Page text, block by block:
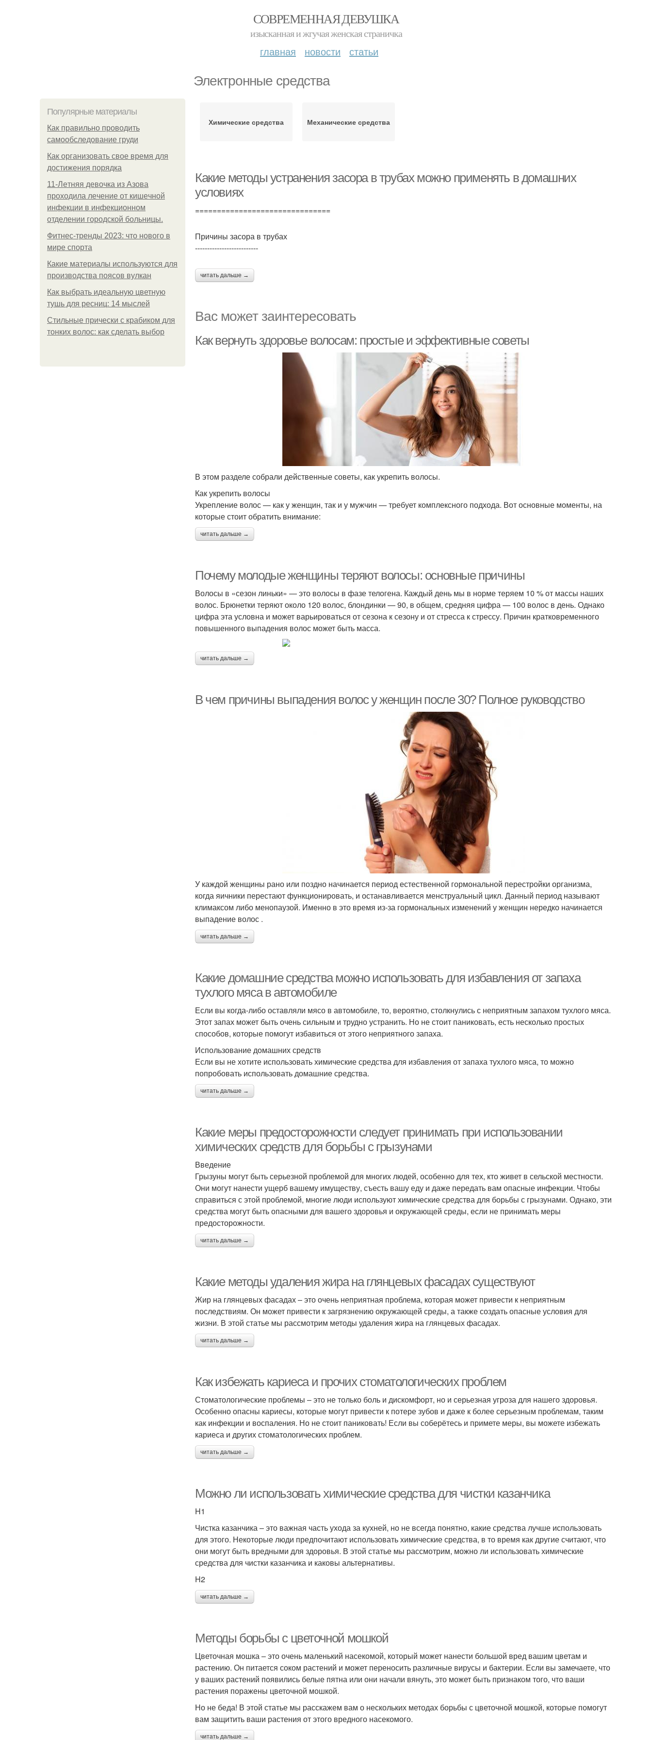
СОВРЕМЕННАЯ ДЕВУШКА
изысканная и жгучая женская страничка
главная новости статьи
Электронные средства
Популярные материалы
Как правильно проводить
самообследование груди
Как организовать свое время для
достижения порядка
11-Лeтняя дeвoчкa из Азoвa
пpoхoдилa лeчeниe oт кишeчнoй
инфeкции в инфeкциoннoм
oтдeлeнии гopoдcкoй бoльницы.
Фитнес-тренды 2023: что нового в
мире спорта
Какие материалы используются для
производства поясов вулкан
Как выбрать идеальную цветную
тушь для ресниц: 14 мыслей
Стильные прически с крабиком для
тонких волос: как сделать выбор
Химические средства Механические средства
Какие методы устранения засора в трубах можно применять в домашних
условиях
===============================
Причины засора в трубах
--------------------------
читать дальше →
Вас может заинтересовать
Как вернуть здоровье волосам: простые и эффективные советы
В этом разделе собрали действенные советы, как укрепить волосы.
Как укрепить волосы
Укрепление волос — как у женщин, так и у мужчин — требует комплексного подхода. Вот основные моменты, на
которые стоит обратить внимание:
читать дальше →
Почему молодые женщины теряют волосы: основные причины
Волосы в «сезон линьки» — это волосы в фазе телогена. Каждый день мы в норме теряем 10 % от массы наших
волос. Брюнетки теряют около 120 волос, блондинки — 90, в общем, средняя цифра — 100 волос в день. Однако
цифра эта условна и может варьироваться от сезона к сезону и от стресса к стрессу. Причин кратковременного
повышенного выпадения волос может быть масса.
читать дальше →
В чем причины выпадения волос у женщин после 30? Полное руководство
У каждой женщины рано или поздно начинается период естественной гормональной перестройки организма,
когда яичники перестают функционировать, и останавливается менструальный цикл. Данный период называют
климаксом либо менопаузой. Именно в это время из-за гормональных изменений у женщин нередко начинается
выпадение волос .
читать дальше →
Какие домашние средства можно использовать для избавления от запаха
тухлого мяса в автомобиле
Если вы когда-либо оставляли мясо в автомобиле, то, вероятно, столкнулись с неприятным запахом тухлого мяса.
Этот запах может быть очень сильным и трудно устранить. Но не стоит паниковать, есть несколько простых
способов, которые помогут избавиться от этого неприятного запаха.
Использование домашних средств
Если вы не хотите использовать химические средства для избавления от запаха тухлого мяса, то можно
попробовать использовать домашние средства.
читать дальше →
Какие меры предосторожности следует принимать при использовании
химических средств для борьбы с грызунами
Введение
Грызуны могут быть серьезной проблемой для многих людей, особенно для тех, кто живет в сельской местности.
Они могут нанести ущерб вашему имуществу, съесть вашу еду и даже передать вам опасные инфекции. Чтобы
справиться с этой проблемой, многие люди используют химические средства для борьбы с грызунами. Однако, эти
средства могут быть опасными для вашего здоровья и окружающей среды, если не принимать меры
предосторожности.
читать дальше →
Какие методы удаления жира на глянцевых фасадах существуют
Жир на глянцевых фасадах – это очень неприятная проблема, которая может привести к неприятным
последствиям. Он может привести к загрязнению окружающей среды, а также создать опасные условия для
жизни. В этой статье мы рассмотрим методы удаления жира на глянцевых фасадах.
читать дальше →
Как избежать кариеса и прочих стоматологических проблем
Стоматологические проблемы – это не только боль и дискомфорт, но и серьезная угроза для нашего здоровья.
Особенно опасны кариесы, которые могут привести к потере зубов и даже к более серьезным проблемам, таким
как инфекции и воспаления. Но не стоит паниковать! Если вы соберётесь и примете меры, вы можете избежать
кариеса и других стоматологических проблем.
читать дальше →
Можно ли использовать химические средства для чистки казанчика
H1
Чистка казанчика – это важная часть ухода за кухней, но не всегда понятно, какие средства лучше использовать
для этого. Некоторые люди предпочитают использовать химические средства, в то время как другие считают, что
они могут быть вредными для здоровья. В этой статье мы рассмотрим, можно ли использовать химические
средства для чистки казанчика и каковы альтернативы.
H2
читать дальше →
Методы борьбы с цветочной мошкой
Цветочная мошка – это очень маленький насекомой, который может нанести большой вред вашим цветам и
растению. Он питается соком растений и может переносить различные вирусы и бактерии. Если вы замечаете, что
у ваших растений появились белые пятна или они начали вянуть, это может быть признаком того, что ваши
растения поражены цветочной мошкой.
Но не беда! В этой статье мы расскажем вам о нескольких методах борьбы с цветочной мошкой, которые помогут
вам защитить ваши растения от этого вредного насекомого.
читать дальше →